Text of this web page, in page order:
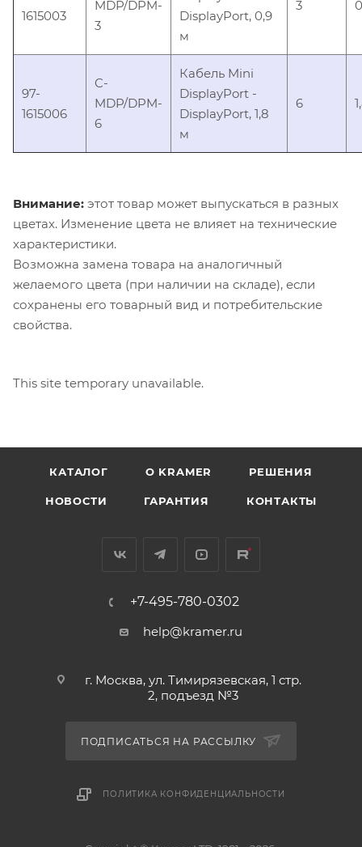
1615003
MDP/DPM-
3
DisplayPort, 0,9
м
3
97-
1615006
C-
MDP/DPM-
6
Кабель Mini
DisplayPort -
DisplayPort, 1,8
м
6
Внимание: этот товар может выпускаться в разных
цветах. Изменение цвета не влияет на технические
характеристики.
Возможна замена товара на аналогичный
желаемого цвета (при наличии на складе), если
сохранены его товарный вид и потребительские
свойства.
This site temporary unavailable.
КАТАЛОГ O KRAMER РЕШЕНИЯ
НОВОСТИ ГАРАНТИЯ КОНТАКТЫ
+7-495-780-0302
help@kramer.ru
г. Москва, ул. Тимирязевская, 1 стр.
2, подъезд №3
ПОДПИСАТЬСЯ НА РАССЫЛКУ
ПОЛИТИКА КОНФИДЕНЦИАЛЬНОСТИ